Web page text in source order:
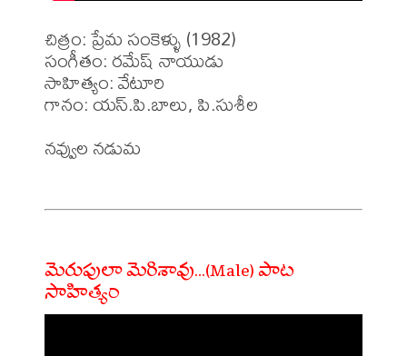
చిత్రం: ప్రేమ సంకెళ్ళు (1982)
సంగీతం: రమేష్ నాయుడు
సాహిత్యం: వేటూరి
గానం: యస్.పి.బాలు, పి.సుశీల
నవ్వుల నడుమ
మెరుపులా మెరిశావు...(Male) పాట
సాహిత్యం